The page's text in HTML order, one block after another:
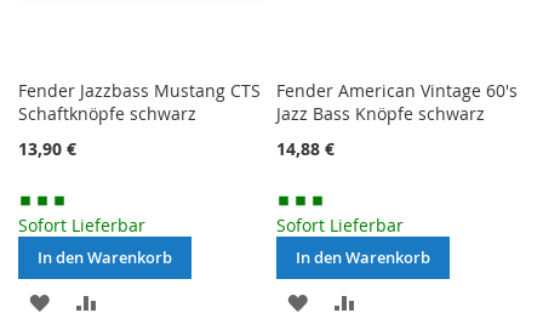
Fender Jazzbass Mustang CTS
Schaftknöpfe schwarz
13,90 €
Sofort Lieferbar
In den Warenkorb
MERKEN
Fender American Vintage 60's
Jazz Bass Knöpfe schwarz
14,88 €
Sofort Lieferbar
In den Warenkorb
MERKEN